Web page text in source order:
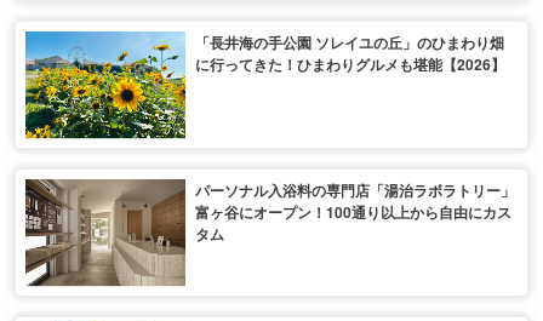
「長井海の手公園 ソレイユの丘」のひまわり畑
に行ってきた！ひまわりグルメも堪能【2026】
パーソナル入浴料の専門店「湯治ラボラトリー」
富ヶ谷にオープン！100通り以上から自由にカス
タム